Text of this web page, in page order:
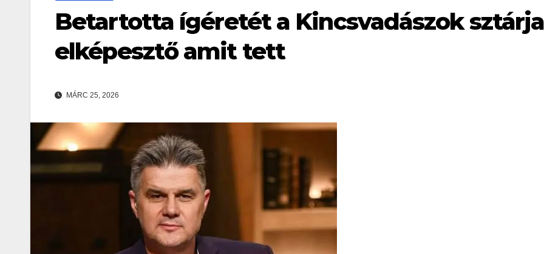
Betartotta ígéretét a Kincsvadászok
elképesztő amit tett
MÁRC 25, 2026